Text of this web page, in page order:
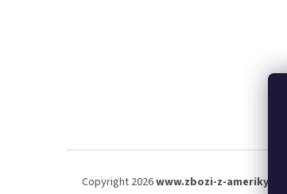
Copyright 2026www.zbozi-z-ameriky.cz